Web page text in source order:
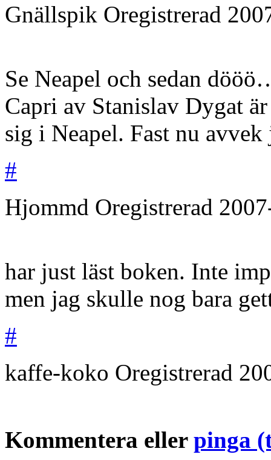
Gnällspik Oregistrerad
Se Neapel och sedan
Capri av Stanislav Dygat
sig i Neapel. Fast nu avvek
#
Hjommd Oregistrerad
har just läst boken. Inte
men jag skulle nog bara
#
kaffe-koko Oregistrerad
Kommentera eller pinga